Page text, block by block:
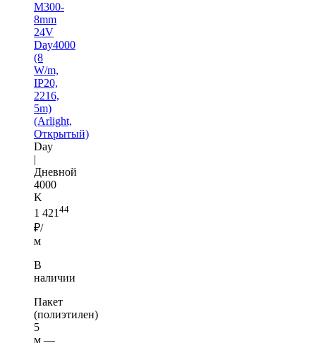
M300-
8mm
24V
Day4000
(8
W/m,
IP20,
2216,
5m)
(Arlight,
Открытый)
Day
|
Дневной
4000
K
1 421 44
₽/
м
В
наличии
Пакет
(полиэтилен)
5
м —